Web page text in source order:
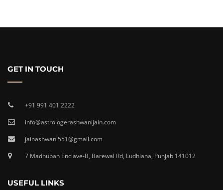
GET IN TOUCH
+91 991 401 2222
info@astrologerashwanijain.com
jainashwani551@gmail.com
7 Madhuban Enclave-B, Barewal Rd, Ludhiana, Punjab 141012
USEFUL LINKS